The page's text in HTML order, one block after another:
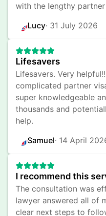
with the lengthy
Lucy· 31 July 2026
Lifesavers
Lifesavers. Very
complicated partner
super knowledgeable
thousands and
help.
Samuel· 14 April
I recommend this
The consultation was
lawyer answered all of
clear next steps to